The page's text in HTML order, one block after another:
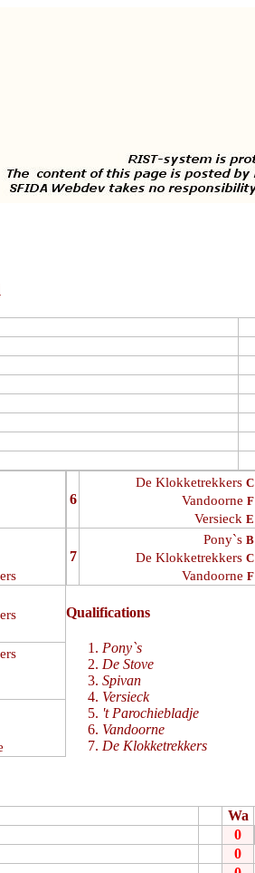
6
De Klokketrekkers C
Vandoorne F
Versieck E
7
Pony`s B
De Klokketrekkers C
Vandoorne F
Qualifications
Pony`s
De Stove
Spivan
Versieck
't Parochiebladje
Vandoorne
De Klokketrekkers
Wa
0
0